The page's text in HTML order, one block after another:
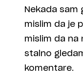
Nekada sam
mislim da je
mislim da
stalno
komentare.